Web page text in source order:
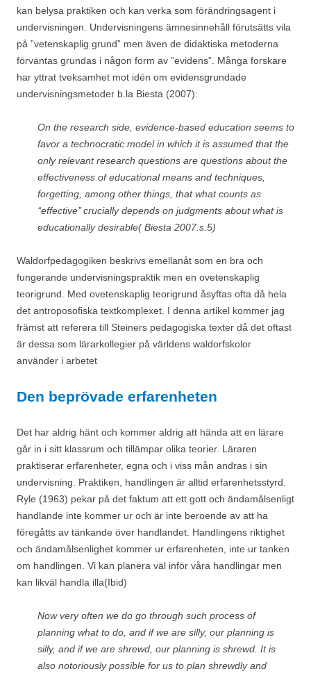
kan belysa praktiken och kan verka som förändringsagent i
undervisningen. Undervisningens ämnesinnehåll förutsätts vila
på ”vetenskaplig grund” men även de didaktiska metoderna
förväntas grundas i någon form av ”evidens”. Många forskare
har yttrat tveksamhet mot idén om evidensgrundade
undervisningsmetoder b.la Biesta (2007):
On the research side, evidence-based education seems to
favor a technocratic model in which it is assumed that the
only relevant research questions are questions about the
effectiveness of educational means and techniques,
forgetting, among other things, that what counts as
‘‘effective’’ crucially depends on judgments about what is
educationally desirable( Biesta 2007.s.5)
Waldorfpedagogiken beskrivs emellanåt som en bra och
fungerande undervisningspraktik men en ovetenskaplig
teorigrund. Med ovetenskaplig teorigrund åsyftas ofta då hela
det antroposofiska textkomplexet. I denna artikel kommer jag
främst att referera till Steiners pedagogiska texter då det oftast
är dessa som lärarkollegier på världens waldorfskolor
använder i arbetet
Den beprövade erfarenheten
Det har aldrig hänt och kommer aldrig att hända att en lärare
går in i sitt klassrum och tillämpar olika teorier. Läraren
praktiserar erfarenheter, egna och i viss mån andras i sin
undervisning. Praktiken, handlingen är alltid erfarenhetsstyrd.
Ryle (1963) pekar på det faktum att ett gott och ändamålsenligt
handlande inte kommer ur och är inte beroende av att ha
föregåtts av tänkande över handlandet. Handlingens riktighet
och ändamålsenlighet kommer ur erfarenheten, inte ur tanken
om handlingen. Vi kan planera väl inför våra handlingar men
kan likväl handla illa(Ibid)
Now very often we do go through such process of
planning what to do, and if we are silly, our planning is
silly, and if we are shrewd, our planning is shrewd. It is
also notoriously possible for us to plan shrewdly and